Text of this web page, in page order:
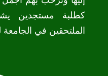
كطلبة مستجدين
الملتحقين في الجامعة